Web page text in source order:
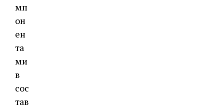
мп
он
ен
та
ми
в
сос
тав